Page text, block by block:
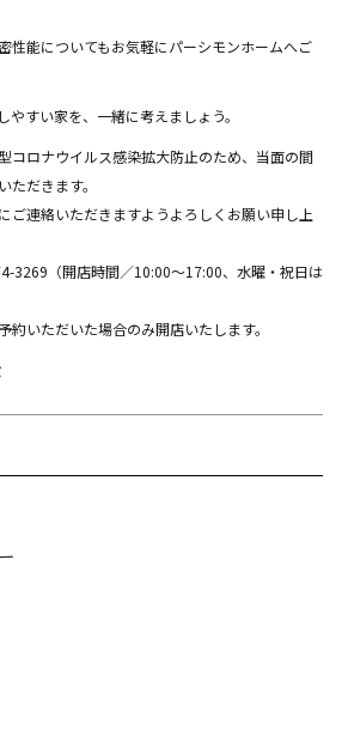
性能についてもお気軽にパーシモンホームへご
やすい家を、一緒に考えましょう。
コロナウイルス感染拡大防止のため、当面の間
ただきます。
ご連絡いただきますようよろしくお願い申し上
3269（開店時間／10:00～17:00、水曜・祝日は
いただいた場合のみ開店いたします。